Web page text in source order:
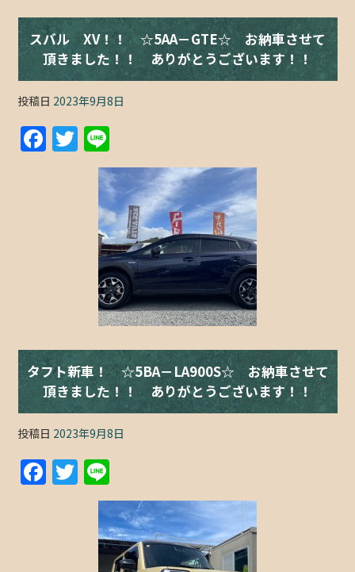
スバル XV！！ ☆5AA－GTE☆ お納車させて
頂きました！！ ありがとうございます！！
投稿日 2023年9月8日
F T
w
itt
er
n
e
タフト新車！ ☆5BA－LA900S☆ お納車させて
頂きました！！ ありがとうございます！！
投稿日 2023年9月8日
F
a
T
w
itt
er
n
e